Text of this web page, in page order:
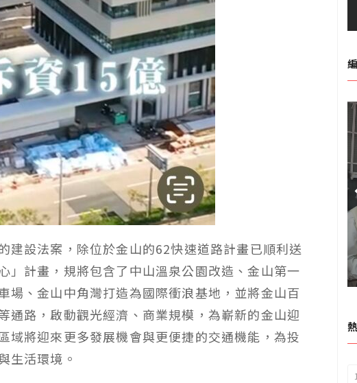
建設法案，除位於金山的62快速道路計畫已順利送
」計畫，規將包含了中山溫泉公園改造、金山第一
場、金山中角灣打造為國際衝浪基地，並將金山百
通路，啟動觀光經濟、商業規模，為嶄新的金山迎
域將迎來更多發展機會與更便捷的交通機能，為投
生活環境。